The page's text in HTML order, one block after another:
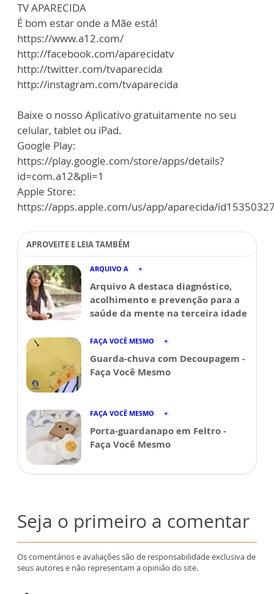
TV APARECIDA
É bom estar onde a Mãe está!
https://www.a12.com/
http://facebook.com/aparecidatv
http://twitter.com/tvaparecida
http://instagram.com/tvaparecida
Baixe o nosso Aplicativo gratuitamente no seu
celular, tablet ou iPad.
Google Play:
https://play.google.com/store/apps/details?
id=com.a12&pli=1
Apple Store:
https://apps.apple.com/us/app/aparecida/
APROVEITE E LEIA TAMBÉM
ARQUIVO A
Arquivo A destaca diagnóstico,
acolhimento e prevenção para a
saúde da mente na terceira idade
FAÇA VOCÊ MESMO
Guarda-chuva com Decoupagem -
Faça Você Mesmo
FAÇA VOCÊ MESMO
Porta-guardanapo em Feltro -
Faça Você Mesmo
Seja o primeiro a comentar
Os comentários e avaliações são de responsabilidade exclusiva de
seus autores e não representam a opinião do site.